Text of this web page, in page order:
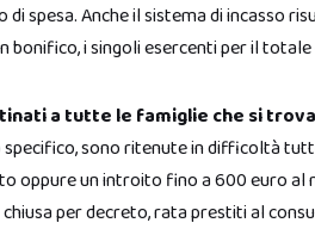
spesa. Anche il sistema di incasso
bonifico, i singoli esercenti per il
a tutte le famiglie che si
specifico, sono ritenute in difficoltà
oppure un introito fino a 600 euro
per decreto, rata prestiti al